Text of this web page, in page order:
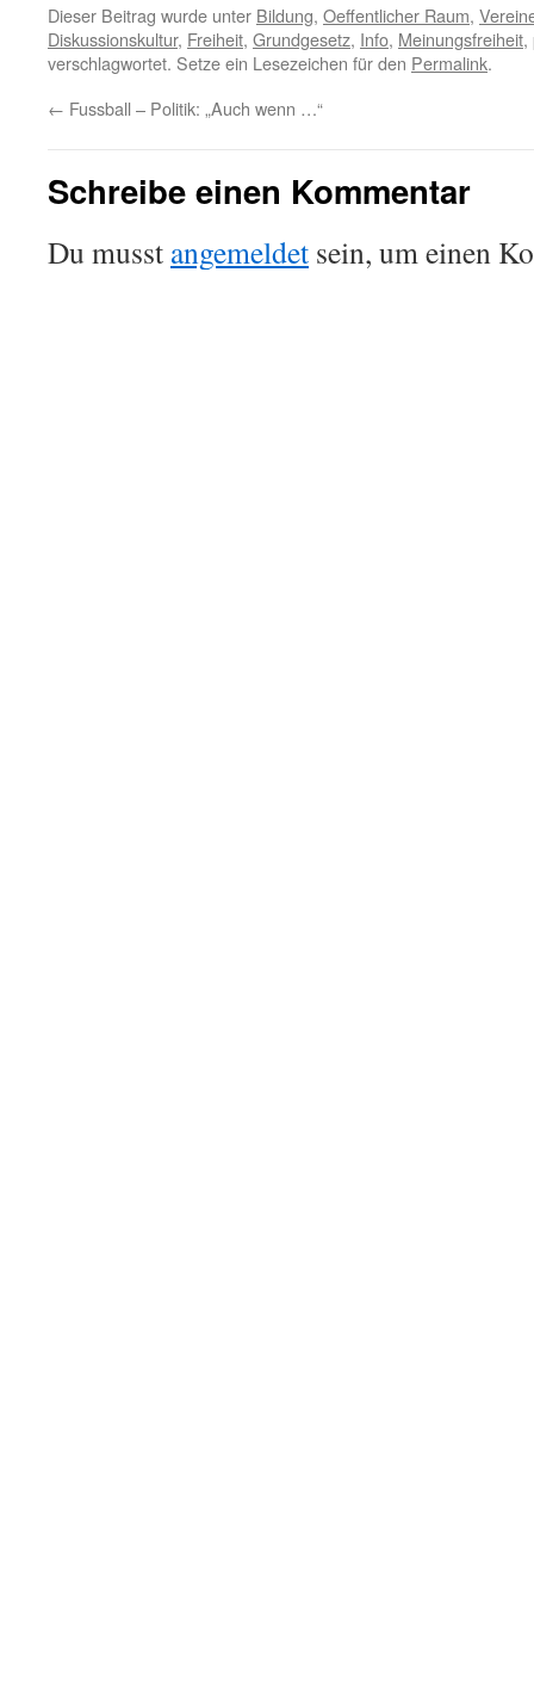
Dieser Beitrag wurde unter Bildung, Oeffentlicher Raum,
Diskussionskultur, Freiheit, Grundgesetz, Info, Meinungsfreiheit,
verschlagwortet. Setze ein Lesezeichen für den Permalink.
← Fussball – Politik: „Auch wenn …“
Schreibe einen Kommentar
Du musst angemeldet sein, um einen